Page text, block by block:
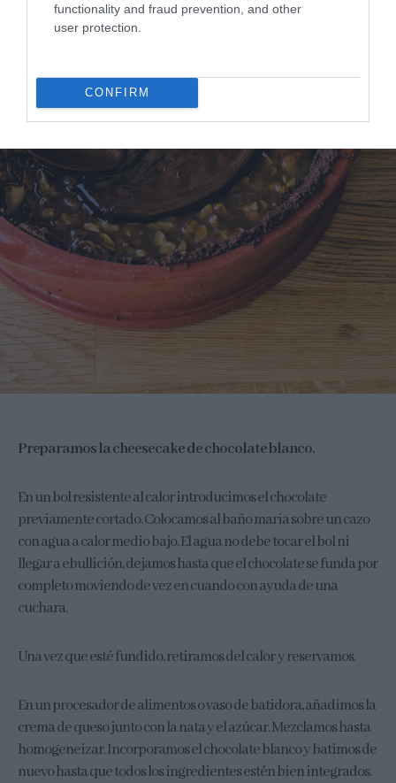
functionality and fraud prevention, and other
user protection.
CONFIRM
Preparamos la cheesecake de chocolate blanco.
En un bol resistente al calor introducimos el chocolate
previamente cortado. Colocamos al baño maria sobre un cazo
con agua a calor medio bajo. El agua no debe tocar el bol ni
llegar a ebullición, dejamos hasta que el chocolate se funda por
completo moviendo de vez en cuando con ayuda de una
cuchara.
Una vez que esté fundido, retiramos del calor y reservamos.
En un procesador de alimentos o vaso de batidora, añadimos la
crema de queso junto con la nata y el azúcar. Mezclamos hasta
homogeneizar. Incorporamos el chocolate blanco y batimos de
nuevo hasta que todos los ingredientes estén bien integrados.